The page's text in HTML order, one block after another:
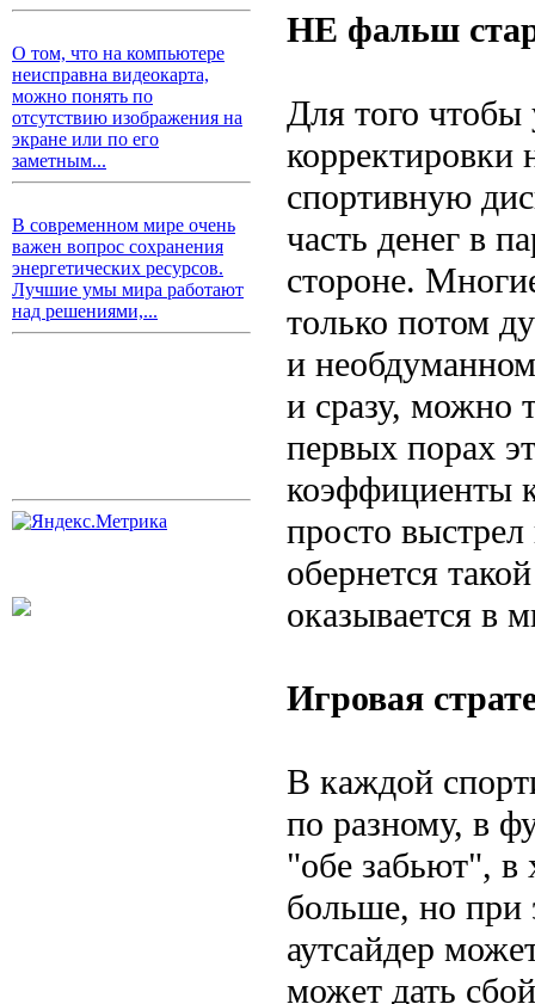
О том, что на компьютере
неисправна видеокарта,
можно понять по
отсутствию изображения на
экране или по его
заметным...
В современном мире очень
важен вопрос сохранения
энергетических ресурсов.
Лучшие умы мира работают
над решениями,...
НЕ фальш
Для того чтобы
корректировки
спортивную
часть денег в
стороне.
только потом
и
и сразу, можно
первых порах
коэффициенты
просто
обернется
оказывается в
Игровая
В каждой
по разному, в
"обе забьют", в
больше, но при
аутсайдер
может дать